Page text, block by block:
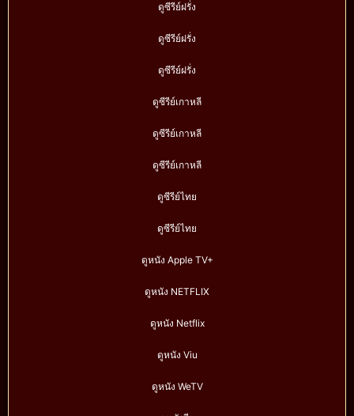
ดูซีรีย์ฝรั่ง
ดูซีรีย์ฝรั่ง
ดูซีรีย์ฝรั่ง
ดูซีรีย์เกาหลี
ดูซีรีย์เกาหลี
ดูซีรีย์เกาหลี
ดูซีรีย์ไทย
ดูซีรีย์ไทย
ดูหนัง Apple TV+
ดูหนัง NETFLIX
ดูหนัง Netflix
ดูหนัง Viu
ดูหนัง WeTV